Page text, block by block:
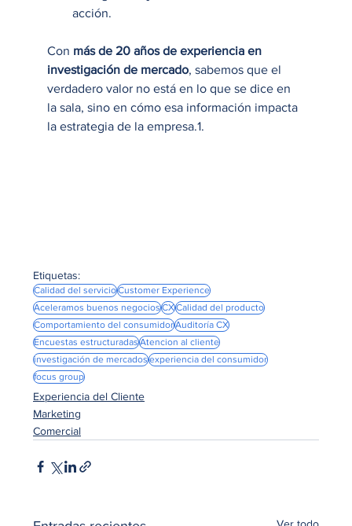
acción.
Con más de 20 años de experiencia en
investigación de mercado, sabemos que el
verdadero valor no está en lo que se dice en
la sala, sino en cómo esa información impacta
la estrategia de la empresa.1.
Etiquetas:
Calidad del servicioCustomer Experience
Aceleramos buenos negociosCXCalidad del producto
Comportamiento del consumidorAuditoría CX
Encuestas estructuradasAtencion al cliente
investigación de mercadosexperiencia del consumidor
focus group
Experiencia del Cliente
Marketing
Comercial